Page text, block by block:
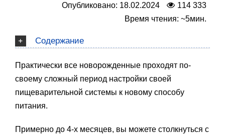
Опубликовано: 18.02.2024
114 333
Время чтения: ~5мин.
Содержание
Практически все новорожденные проходят по-
своему сложный период настройки своей
пищеварительной системы к новому способу
питания.
Примерно до 4-х месяцев, вы можете столкнуться с